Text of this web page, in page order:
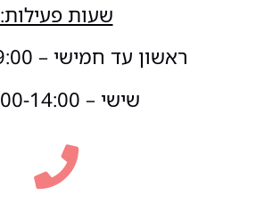
שעות פעילות:
ראשון עד חמישי – 08:00-19:00
שישי – 08:00-14:00